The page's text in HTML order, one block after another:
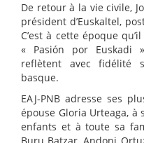
De retour à la vie civile,
président d’Euskaltel,
C’est à cette époque
« Pasión por Euskadi
reflètent avec fidélité
basque.
EAJ-PNB adresse ses
épouse Gloria Urteaga,
enfants et à toute sa